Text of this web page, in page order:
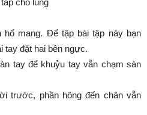
mang. Để tập bài tập này bạn
tay đặt hai bên ngực.
tay để khuỷu tay vẫn chạm sàn
trước, phần hông đến chân vẫn